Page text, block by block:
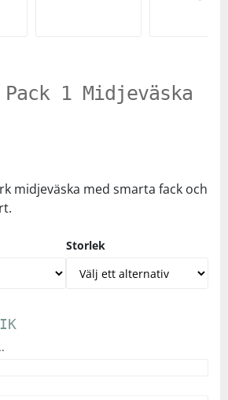
1 Midjeväska
midjeväska med smarta fack och
Storlek